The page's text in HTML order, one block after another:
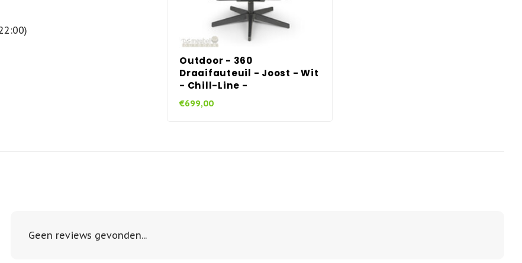
Outdoor - 360
Draaifauteuil - Joost - Wit
- Chill-Line -
€699,00
Geen reviews gevonden...